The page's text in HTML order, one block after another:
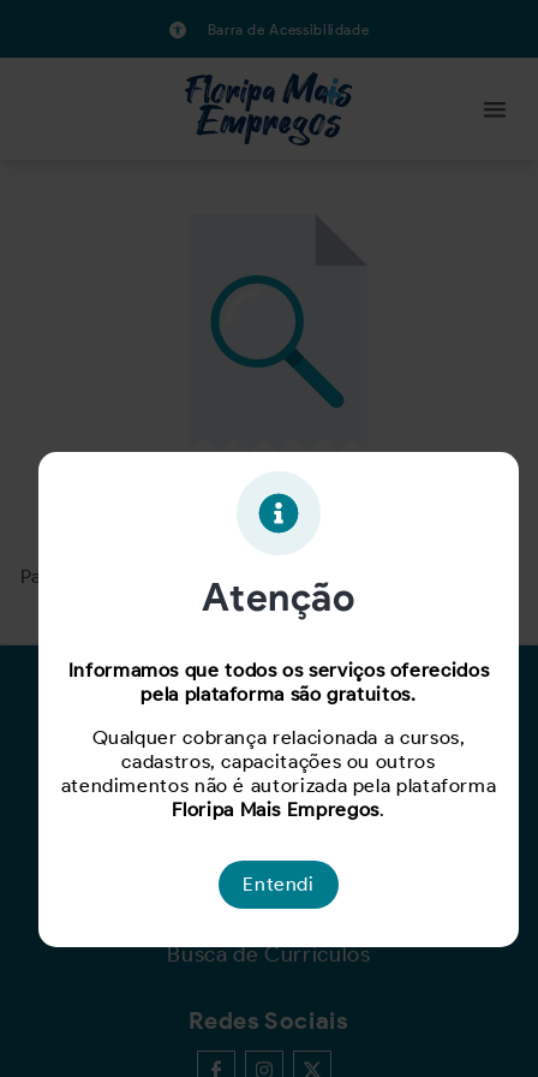
Barra de Acessibilidade
Oportunidade expirada!
Para ver mais, acesse a página
Para Candidatos
Busca de Oportunidades
Cadastro de Currículo
Capacite-se
Para Empresas
Busca de Currículos
Redes Sociais
Atenção
Informamos que todos os serviços oferecidos
pela plataforma são gratuitos.
Qualquer cobrança relacionada a cursos,
cadastros, capacitações ou outros
atendimentos não é autorizada pela plataforma
Floripa Mais Empregos.
Entendi